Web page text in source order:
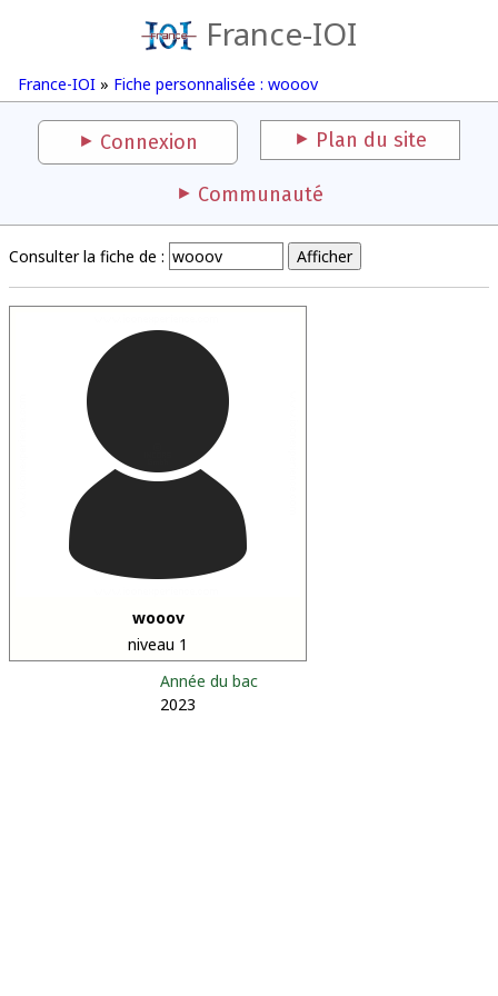
France-IOI
France-IOI » Fiche personnalisée : wooov
Connexion Plan du site
Communauté
Consulter la fiche de :
wooov
niveau 1
Année du bac
2023